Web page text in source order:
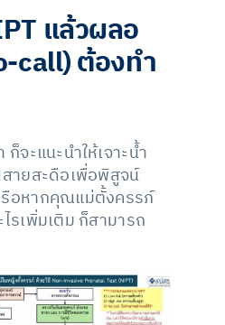
แล้วผลอ
call) ต้องทำ
จะแนะนำให้เจาะน้ำ
สายสะดือเพื่อพิสูจน์
อหากคุณแม่ตั้งครรภ์
รเพิ่มเติม ก็สามารถ